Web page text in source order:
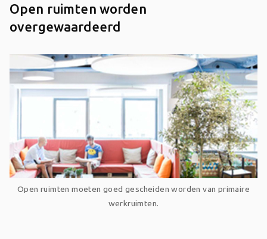
Open ruimten worden
overgewaardeerd
Open ruimten moeten goed gescheiden worden van primaire
werkruimten.